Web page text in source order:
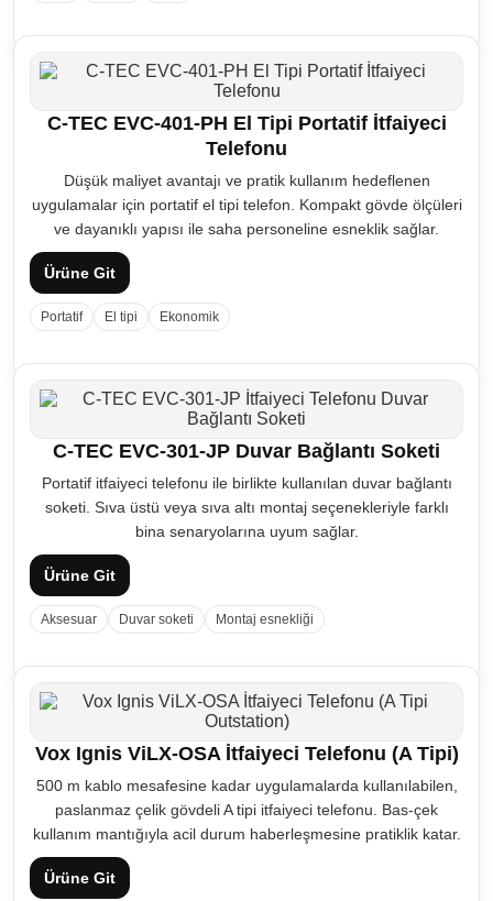
C-TEC EVC-401-PH El Tipi Portatif İtfaiyeci
Telefonu
Düşük maliyet avantajı ve pratik kullanım hedeflenen
uygulamalar için portatif el tipi telefon. Kompakt gövde ölçüleri
ve dayanıklı yapısı ile saha personeline esneklik sağlar.
Ürüne Git
Portatif El tipi Ekonomik
C-TEC EVC-301-JP Duvar Bağlantı Soketi
Portatif itfaiyeci telefonu ile birlikte kullanılan duvar bağlantı
soketi. Sıva üstü veya sıva altı montaj seçenekleriyle farklı
bina senaryolarına uyum sağlar.
Ürüne Git
Aksesuar Duvar soketi Montaj esnekliği
Vox Ignis ViLX-OSA İtfaiyeci Telefonu (A Tipi)
500 m kablo mesafesine kadar uygulamalarda kullanılabilen,
paslanmaz çelik gövdeli A tipi itfaiyeci telefonu. Bas-çek
kullanım mantığıyla acil durum haberleşmesine pratiklik katar.
Ürüne Git